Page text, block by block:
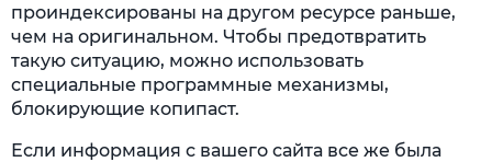
проиндексированы на другом ресурсе раньше,
чем на оригинальном. Чтобы предотвратить
такую ситуацию, можно использовать
специальные программные механизмы,
блокирующие копипаст.
Если информация с вашего сайта все же была